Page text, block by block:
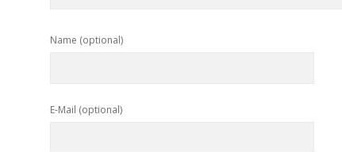
Name (optional)
E-Mail (optional)